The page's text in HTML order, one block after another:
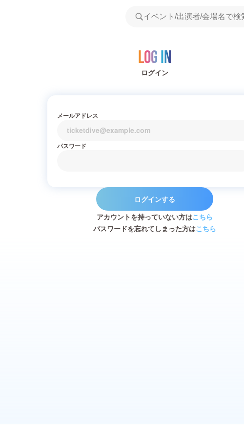
Log in
ログイン
メールアドレス
パスワード
ログインする
アカウントを持っていない方はこちら
パスワードを忘れてしまった方はこちら